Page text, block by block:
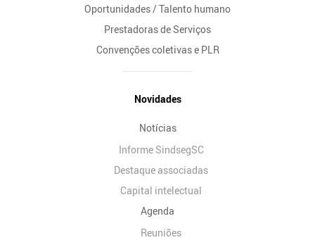
Oportunidades / Talento humano
Prestadoras de Serviços
Convenções coletivas e PLR
Novidades
Notícias
Informe SindsegSC
Destaque associadas
Capital intelectual
Agenda
Reuniões